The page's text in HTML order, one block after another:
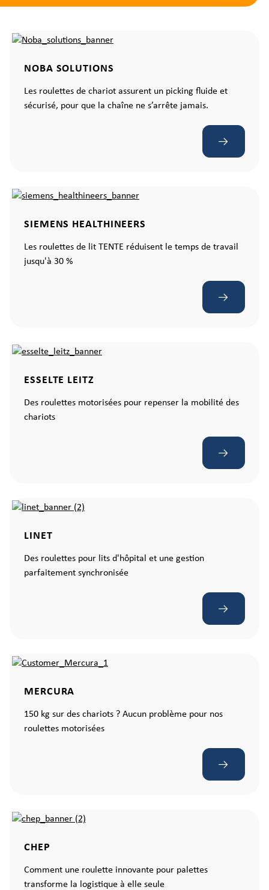
NOBA SOLUTIONS
Les roulettes de chariot assurent un picking fluide et
sécurisé, pour que la chaîne ne s’arrête jamais.
SIEMENS HEALTHINEERS
Les roulettes de lit TENTE réduisent le temps de travail
jusqu'à 30 %
ESSELTE LEITZ
Des roulettes motorisées pour repenser la mobilité des
chariots
LINET
Des roulettes pour lits d'hôpital et une gestion
parfaitement synchronisée
MERCURA
150 kg sur des chariots ? Aucun problème pour nos
roulettes motorisées
CHEP
Comment une roulette innovante pour palettes
transforme la logistique à elle seule